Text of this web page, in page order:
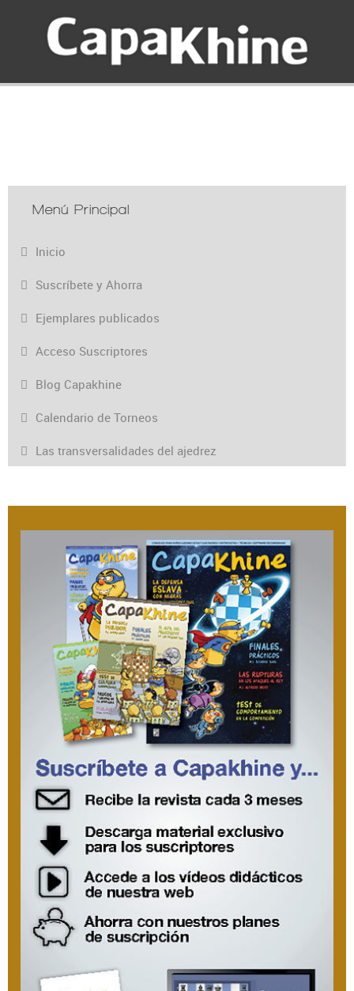
Menú Principal
Inicio
Suscríbete y Ahorra
Ejemplares publicados
Acceso Suscriptores
Blog Capakhine
Calendario de Torneos
Las transversalidades del ajedrez